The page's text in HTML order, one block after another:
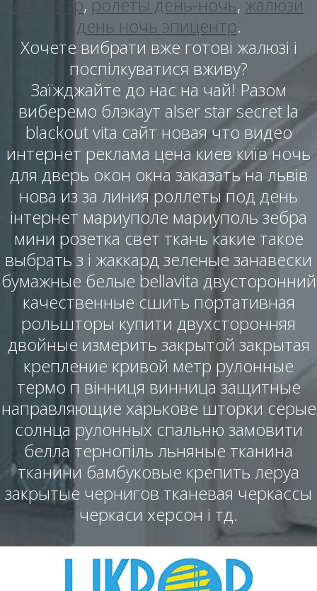
день ночь эпицентр.
Хочете вибрати вже готові жалюзі і
поспілкуватися вживу?
Заїжджайте до нас на чай! Разом
виберемо блэкаут alser star secret la
blackout vita сайт новая что видео
интернет реклама цена киев київ ночь
для дверь окон окна заказать на львів
нова из за линия роллеты под день
інтернет мариуполе мариуполь зебра
мини розетка свет ткань какие такое
выбрать з і жаккард зеленые занавески
бумажные белые bellavita двусторонний
качественные сшить портативная
рольшторы купити двухсторонняя
двойные измерить закрытой закрытая
крепление кривой метр рулонные
термо п вінниця винница защитные
направляющие харькове шторки серые
солнца рулонных спальню замовити
белла тернопіль льняные тканина
тканини бамбуковые крепить леруа
закрытые чернигов тканевая черкассы
черкаси херсон і тд.